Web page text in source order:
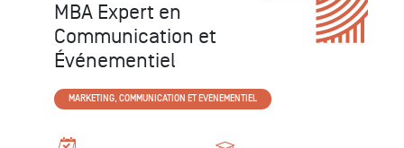
MBA Marketing et
Management du Luxe et de
la Mode
LUXE ET HÔTELLERIE